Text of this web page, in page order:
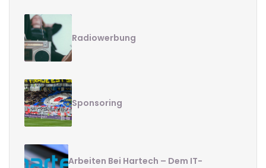
Radiowerbung
Sponsoring
Arbeiten Bei Hartech – Dem IT-